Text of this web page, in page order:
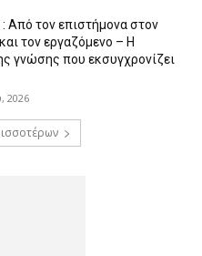
: Από τον επιστήμονα στον
τον εργαζόμενο – Η
γνώσης που εκσυγχρονίζει
2026